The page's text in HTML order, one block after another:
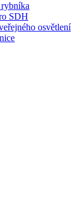
SDH
osvětlení